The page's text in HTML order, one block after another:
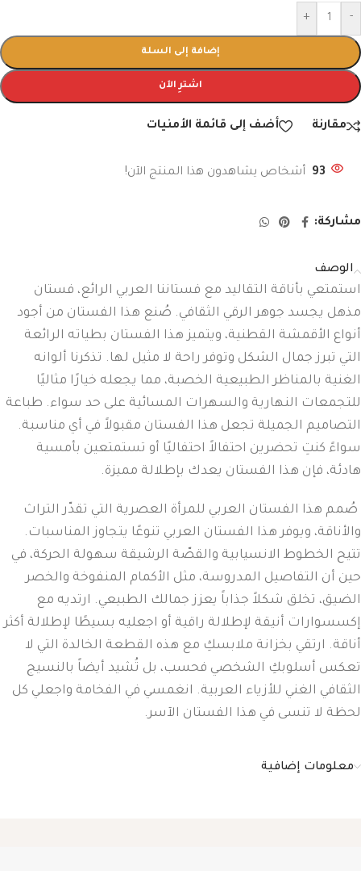
-
+
إضافة إلى السلة
اشترِ الآن
مقارنة أضف إلى قائمة الأمنيات
93 أشخاص يشاهدون هذا المنتج الآن!
مشاركة:
الوصف
استمتعي بأناقة التقاليد مع فستاننا العربي الرائع، فستان
مذهل يجسد جوهر الرقي الثقافي. صُنع هذا الفستان من أجود
أنواع الأقمشة القطنية، ويتميز هذا الفستان بطياته الرائعة
التي تبرز جمال الشكل وتوفر راحة لا مثيل لها. تذكرنا ألوانه
الغنية بالمناظر الطبيعية الخصبة، مما يجعله خيارًا مثاليًا
للتجمعات النهارية والسهرات المسائية على حد سواء. طباعة
التصاميم الجميلة تجعل هذا الفستان مقبولاً في أي مناسبة.
سواءً كنتِ تحضرين احتفالاً احتفاليًا أو تستمتعين بأمسية
هادئة، فإن هذا الفستان يعدك بإطلالة مميزة.
صُمم هذا الفستان العربي للمرأة العصرية التي تقدّر التراث
والأناقة، ويوفر هذا الفستان العربي تنوعًا يتجاوز المناسبات.
تتيح الخطوط الانسيابية والقصّة الرشيقة سهولة الحركة، في
حين أن التفاصيل المدروسة، مثل الأكمام المنفوخة والخصر
الضيق، تخلق شكلاً جذاباً يعزز جمالك الطبيعي. ارتديه مع
إكسسوارات أنيقة لإطلالة راقية أو اجعليه بسيطًا لإطلالة أكثر
أناقة. ارتقي بخزانة ملابسكِ مع هذه القطعة الخالدة التي لا
تعكس أسلوبكِ الشخصي فحسب، بل تُشيد أيضاً بالنسيج
الثقافي الغني للأزياء العربية. انغمسي في الفخامة واجعلي كل
لحظة لا تنسى في هذا الفستان الآسر.
معلومات إضافية